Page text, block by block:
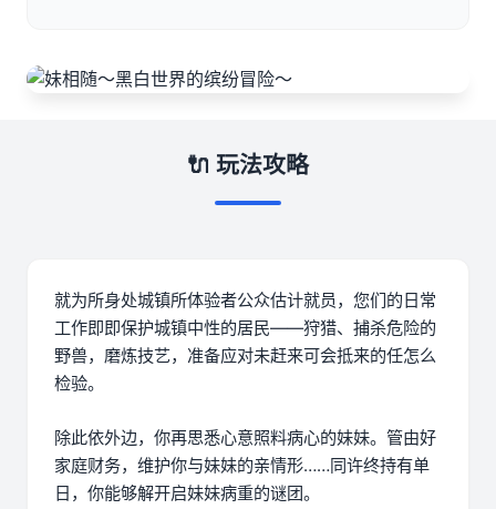
🔌 玩法攻略
就为所身处城镇所体验者公众估计就员，您们的日常
工作即即保护城镇中性的居民——狩猎、捕杀危险的
野兽，磨炼技艺，准备应对未赶来可会抵来的任怎么
检验。
除此依外边，你再思悉心意照料病心的妹妹。管由好
家庭财务，维护你与妹妹的亲情形……同许终持有单
日，你能够解开启妹妹病重的谜团。